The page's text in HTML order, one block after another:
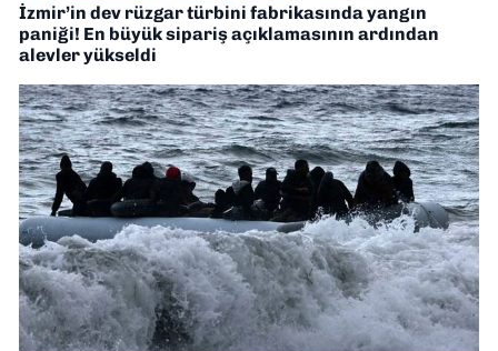
İzmir’in dev rüzgar türbini fabrikasında yangın
paniği! En büyük sipariş açıklamasının ardından
alevler yükseldi